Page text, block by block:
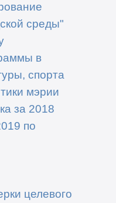
среды"
в
спорта
мэрии
за 2018
по
целевого